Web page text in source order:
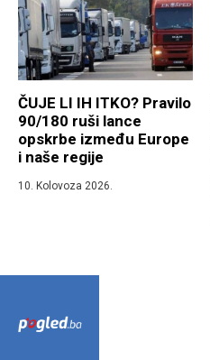
ČUJE LI IH ITKO? Pravilo
90/180 ruši lance
opskrbe između Europe
i naše regije
10. Kolovoza 2026.